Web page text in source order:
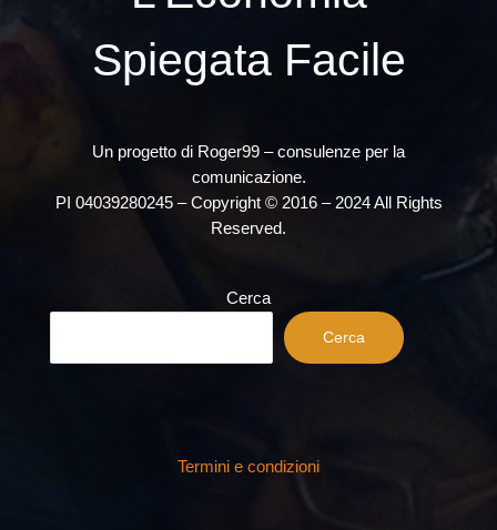
Spiegata Facile
Un progetto di Roger99 – consulenze per la
comunicazione.
PI 04039280245 – Copyright © 2016 – 2024 All Rights
Reserved.
Cerca
Cerca
Termini e condizioni